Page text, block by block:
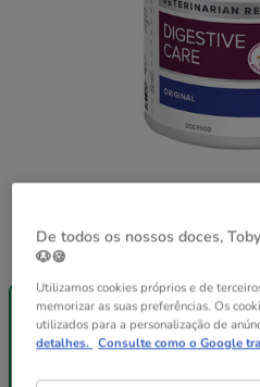
Peso:360 g
360 g
-25% na 2ª
un.
4.99€
12 latas x 360
g
Pack
Poupança
58.08€
De todos os nossos doces,
🐶🍪
Utilizamos cookies próprios e de
memorizar as suas preferências. Os
utilizados para a personalização de
detalhes. Consulte como o Google